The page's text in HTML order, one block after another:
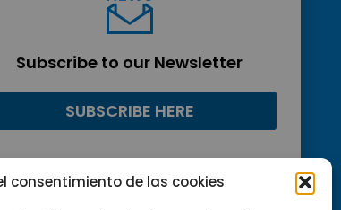
consentimiento de las cookies
Subscribe to our Newsletter
SUBSCRIBE HERE